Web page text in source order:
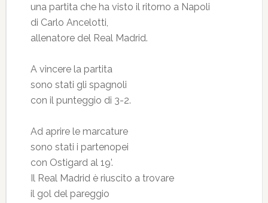
una partita che ha visto il ritorno a Napoli
di Carlo Ancelotti,
allenatore del Real Madrid.
A vincere la partita
sono stati gli spagnoli
con il punteggio di 3-2.
Ad aprire le marcature
sono stati i partenopei
con Ostigard al 19’.
Il Real Madrid è riuscito a trovare
il gol del pareggio